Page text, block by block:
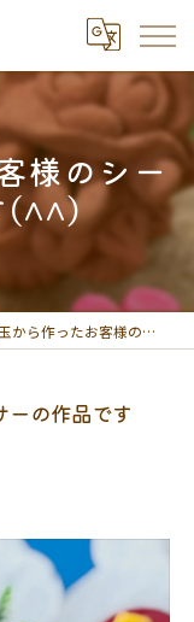
様のシー
(^^)
作ったお客様のシーサーの作品です(^^)
ーの作品です